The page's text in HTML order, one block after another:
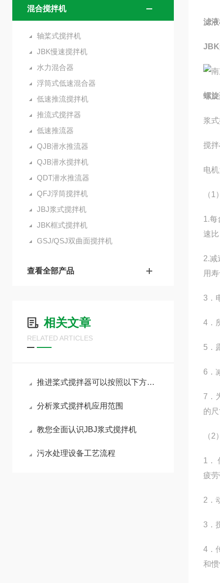
混合搅拌机
轴桨式搅拌机
JBK慢速搅拌机
水力混合器
浮筒式低速混合器
低速推流搅拌机
推流式搅拌器
低速推流器
QJB潜水推流器
QJB潜水搅拌机
QDT潜水推流器
QFJ浮筒搅拌机
JBJ浆式搅拌机
JBK框式搅拌机
GSJ/QSJ双曲面搅拌机
查看全部产品
相关文章
RELATED ARTICLES
推进桨式搅拌器可以按照以下方面考虑
分析浆式搅拌机应用范围
教您全面认识JBJ浆式搅拌机
污水处理设备工艺流程
滤
JBK
螺
浆
搅
电
（
1.每
速
2.减
用
3．
4．
5．
6．
7．
的
（
1．
疲
2．
3．
4．
和